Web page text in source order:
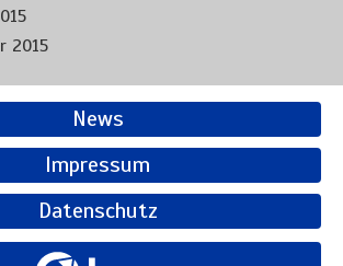
2015
News
Impressum
Datenschutz